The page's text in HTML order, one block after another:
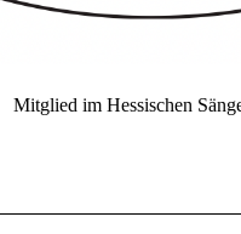
Mitglied im Hessischen